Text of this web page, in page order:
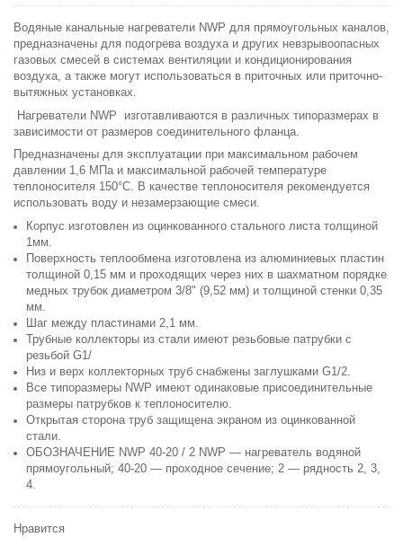
Водяные канальные нагреватели NWP для прямоугольных каналов,
предназначены для подогрева воздуха и других невзрывоопасных
газовых смесей в системах вентиляции и кондиционирования
воздуха, а также могут использоваться в приточных или приточно-
вытяжных установках.
Нагреватели NWP изготавливаются в различных типоразмерах в
зависимости от размеров соединительного фланца.
Предназначены для эксплуатации при максимальном рабочем
давлении 1,6 МПа и максимальной рабочей температуре
теплоносителя 150°C. В качестве теплоносителя рекомендуется
использовать воду и незамерзающие смеси.
Корпус изготовлен из оцинкованного стального листа толщиной
1мм.
Поверхность теплообмена изготовлена из алюминиевых пластин
толщиной 0,15 мм и проходящих через них в шахматном порядке
медных трубок диаметром 3/8" (9,52 мм) и толщиной стенки 0,35
мм.
Шаг между пластинами 2,1 мм.
Трубные коллекторы из стали имеют резьбовые патрубки с
резьбой G1/
Низ и верх коллекторных труб снабжены заглушками G1/2.
Все типоразмеры NWP имеют одинаковые присоединительные
размеры патрубков к теплоносителю.
Открытая сторона труб защищена экраном из оцинкованной
стали.
ОБОЗНАЧЕНИЕ NWP 40-20 / 2 NWP — нагреватель водяной
прямоугольный; 40-20 — проходное сечение; 2 — рядность 2, 3,
4.
Нравится